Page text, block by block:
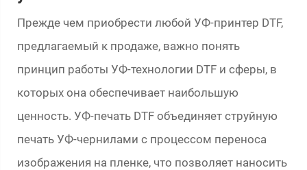
Прежде чем приобрести любой УФ-принтер DTF,
предлагаемый к продаже, важно понять
принцип работы УФ-технологии DTF и сферы, в
которых она обеспечивает наибольшую
ценность. УФ-печать DTF объединяет струйную
печать УФ-чернилами с процессом переноса
изображения на пленке, что позволяет наносить